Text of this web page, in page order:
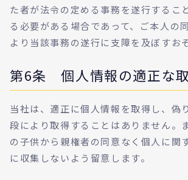
た者が法令の定める事務を遂行するこ
る必要がある場合であって、ご本人の
より当該事務の遂行に支障を及ぼすお
第6条 個人情報の適正な
当社は、適正に個人情報を取得し、偽
段により取得することはありません。
の子供から親権者の同意なく個人に関
に収集しないよう留意します。